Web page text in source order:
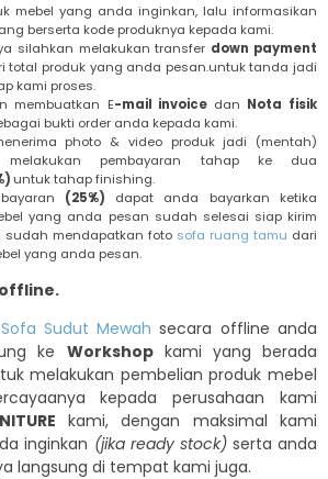
mebel yang anda inginkan, lalu informasikan
berserta kode produknya kepada kami.
silahkan melakukan transfer down payment
total produk yang anda pesan.untuk tanda jadi
kami proses.
membuatkan E-mail invoice dan Nota fisik
bukti order anda kepada kami.
photo & video produk jadi (mentah)
melakukan pembayaran tahap ke dua
untuk tahap finishing.
(25%) dapat anda bayarkan ketika
yang anda pesan sudah selesai siap kirim
sudah mendapatkan foto sofa ruang tamu dari
yang anda pesan.
Sofa Sudut Mewah secara offline anda
ke Workshopkami yang berada
melakukan pembelian produk mebel
kepada perusahaan kami
kami, dengan maksimal kami
inginkan (jika ready stock)serta anda
langsung di tempat kami juga.